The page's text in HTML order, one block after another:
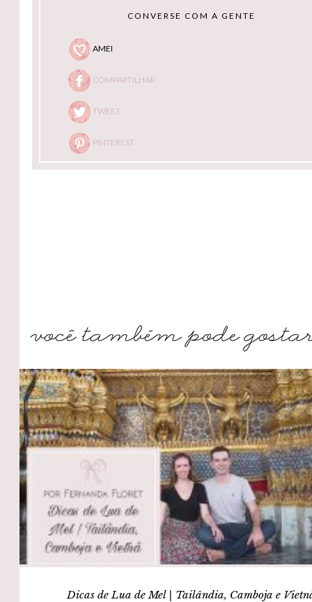
CONVERSE COM A GENTE
AMEI
COMPARTILHAR
TWEET
PINTEREST
Dicas de Lua de Mel | Tailândia, Camboja e